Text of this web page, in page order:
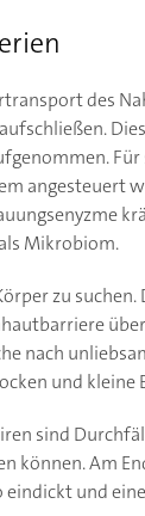
des
angesteuert
Mikrobiom.
zu
nach
und
sind
können. Am
und